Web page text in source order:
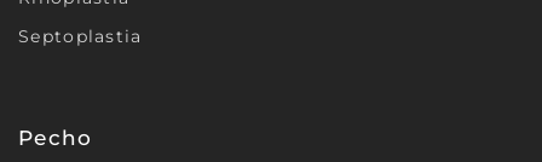
Septoplastia
Pecho